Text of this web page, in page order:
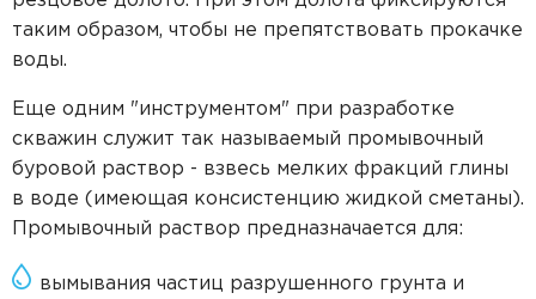
таким образом, чтобы не препятствовать прокачке
воды.
Еще одним "инструментом" при разработке
скважин служит так называемый промывочный
буровой раствор - взвесь мелких фракций глины
в воде (имеющая консистенцию жидкой сметаны).
Промывочный раствор предназначается для:
вымывания частиц разрушенного грунта и